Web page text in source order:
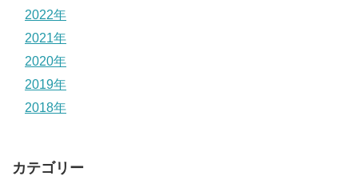
2022年
2021年
2020年
2019年
2018年
カテゴリー